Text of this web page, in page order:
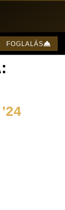
mondták
FOGLALÁS